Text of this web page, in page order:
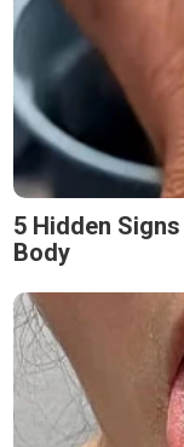
5 Hidden
Body